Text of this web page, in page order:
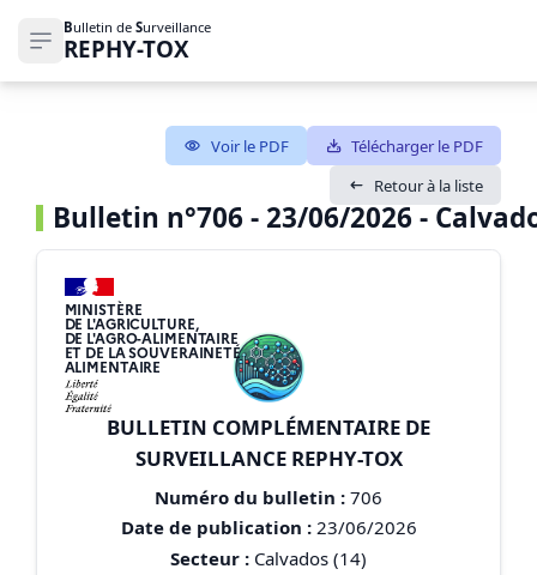
Ouvrir le menu de navigation
Bulletin de Surveillance
REPHY-TOX
Bulletin n°706 - 23/06/2026 -
Voir le PDF
Télécharger le PDF
Retour à la liste
MINISTÈRE
DE L'AGRICULTURE,
DE L'AGRO-ALIMENTAIRE
ET DE LA SOUVERAINETÉ
ALIMENTAIRE
BULLETIN COMPLÉMENTAIRE DE
SURVEILLANCE REPHY-TOX
Numéro du bulletin : 706
Date de publication :23/06/2026
Secteur : Calvados (14)